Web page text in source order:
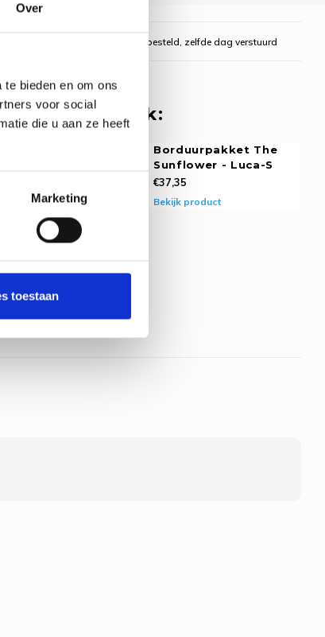
Over
bieden en om ons
voor social
die u aan ze heeft
Marketing
toestaan
Voor 16:00 uur besteld, zelfde dag verstuurd
ook leuk:
Borduurpakket The
Sunflower - Luca-S
€37,35
Bekijk product
The